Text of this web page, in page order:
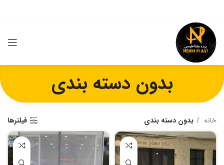
بدون دسته بندی
خانه بدون دسته بندی فیلترها